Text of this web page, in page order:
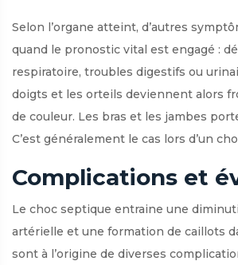
Selon l’organe atteint, d’autres
quand le pronostic vital est engagé :
respiratoire, troubles digestifs ou
doigts et les orteils deviennent alors
de couleur. Les bras et les jambes
C’est généralement le cas lors d’un
Complications et
Le choc septique entraine une
artérielle et une formation de caillots
sont à l’origine de diverses